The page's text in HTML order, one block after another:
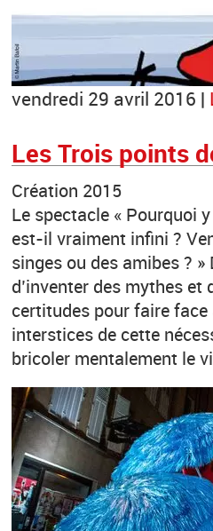
vendredi 29 avril 2016 |
Les Trois points
Création 2015
Le spectacle « Pourquoi
est-il vraiment infini ?
singes ou des amibes ? »
d’inventer des mythes
certitudes pour faire face
interstices de cette
bricoler mentalement le